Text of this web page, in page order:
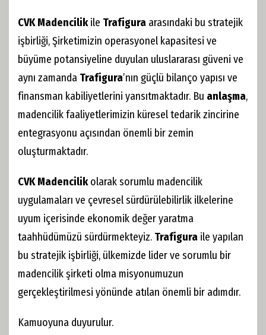
CVK Madencilikile Trafigura arasındaki bu stratejik
işbirliği, Şirketimizin operasyonel kapasitesi ve
büyüme potansiyeline duyulan uluslararası güveni ve
aynı zamanda Trafigura’nın güçlü bilanço yapısı ve
finansman kabiliyetlerini yansıtmaktadır. Bu anlaşma,
madencilik faaliyetlerimizin küresel tedarik zincirine
entegrasyonu açısından önemli bir zemin
oluşturmaktadır.
CVK Madencilikolarak sorumlu madencilik
uygulamaları ve çevresel sürdürülebilirlik ilkelerine
uyum içerisinde ekonomik değer yaratma
taahhüdümüzü sürdürmekteyiz. Trafigura ile yapılan
bu stratejik işbirliği, ülkemizde lider ve sorumlu bir
madencilik şirketi olma misyonumuzun
gerçekleştirilmesi yönünde atılan önemli bir adımdır.
Kamuoyuna duyurulur.